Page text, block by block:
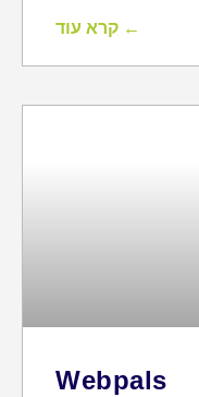
קרא עוד ←
Webpals